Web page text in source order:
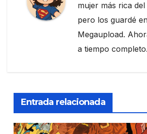
mujer más rica
pero los guardé
Megaupload.
a tiempo completo.
Entrada relacionada